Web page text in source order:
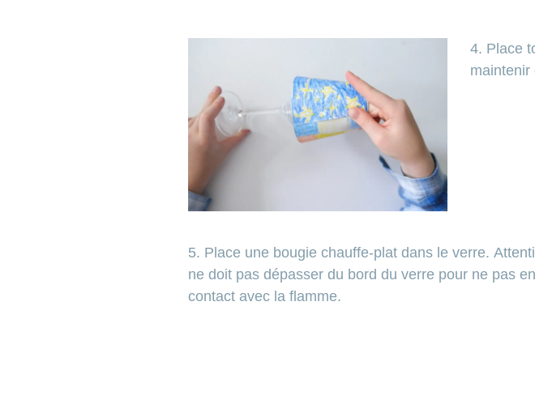
4. Place
maintenir
5. Place une bougie chauffe-plat dans le verre.
ne doit pas dépasser du bord du verre pour ne pas
contact avec la flamme.